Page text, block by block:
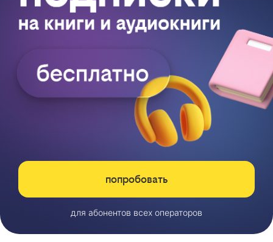
попробовать
для абонентов всех операторов